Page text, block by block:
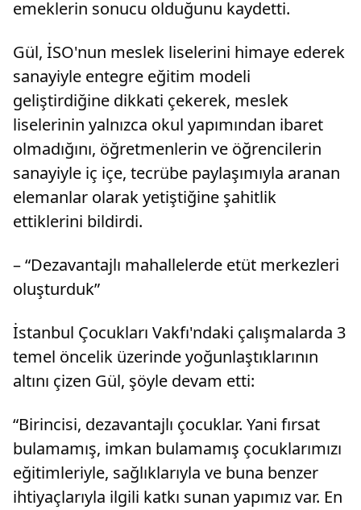
emeklerin sonucu olduğunu kaydetti.
Gül, İSO'nun meslek liselerini himaye ederek
sanayiyle entegre eğitim modeli
geliştirdiğine dikkati çekerek, meslek
liselerinin yalnızca okul yapımından ibaret
olmadığını, öğretmenlerin ve öğrencilerin
sanayiyle iç içe, tecrübe paylaşımıyla aranan
elemanlar olarak yetiştiğine şahitlik
ettiklerini bildirdi.
– “Dezavantajlı mahallelerde etüt merkezleri
oluşturduk”
İstanbul Çocukları Vakfı'ndaki çalışmalarda 3
temel öncelik üzerinde yoğunlaştıklarının
altını çizen Gül, şöyle devam etti:
“Birincisi, dezavantajlı çocuklar. Yani fırsat
bulamamış, imkan bulamamış çocuklarımızı
eğitimleriyle, sağlıklarıyla ve buna benzer
ihtiyaçlarıyla ilgili katkı sunan yapımız var. En